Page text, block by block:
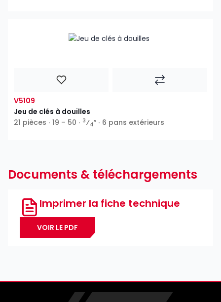
V5109
Jeu de clés à douilles
21 pièces ∙ 19 – 50 ∙ 3⁄4″ ∙ 6 pans extérieurs
Documents & téléchargements
Imprimer la fiche technique
VOIR LE PDF